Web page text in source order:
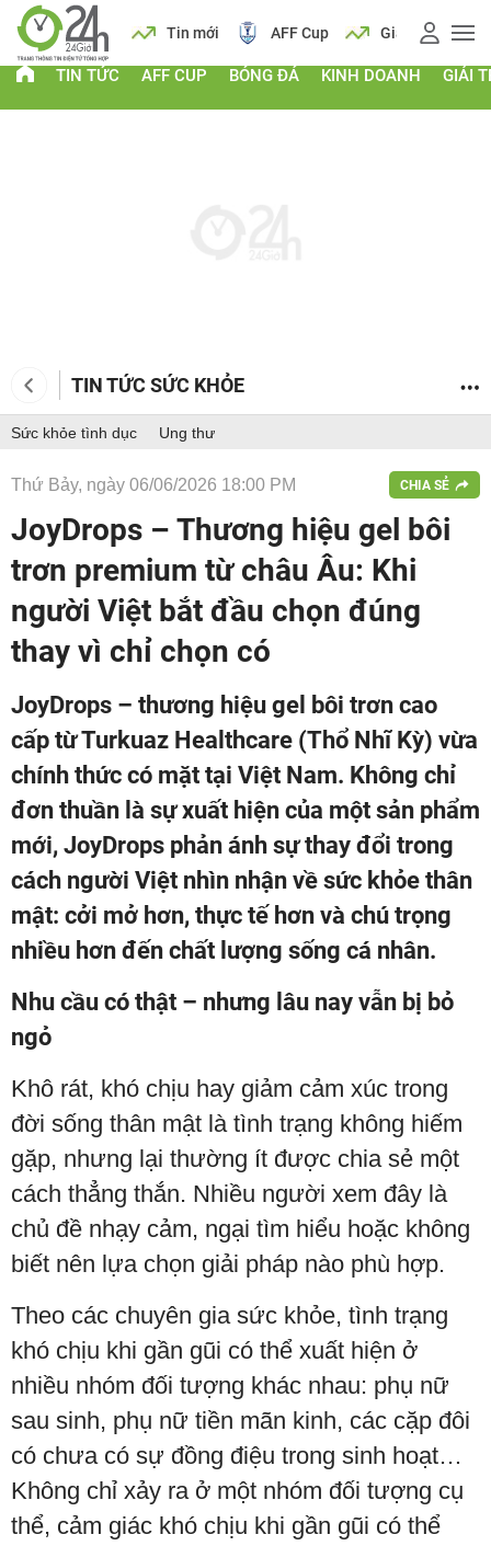
Lịch Tin mới AFF Cup Giá vàng
TIN TỨC AFF CUP BÓNG ĐÁ KINH DOANH GIẢI
TIN TỨC SỨC KHỎE
Sức khỏe tình dục Ung thư
Thứ Bảy, ngày 06/06/2026 18:00 PM CHIA SẺ
JoyDrops – Thương hiệu gel bôi
trơn premium từ châu Âu: Khi
người Việt bắt đầu chọn đúng
thay vì chỉ chọn có
JoyDrops – thương hiệu gel bôi trơn cao
cấp từ Turkuaz Healthcare (Thổ Nhĩ Kỳ) vừa
chính thức có mặt tại Việt Nam. Không chỉ
đơn thuần là sự xuất hiện của một sản phẩm
mới, JoyDrops phản ánh sự thay đổi trong
cách người Việt nhìn nhận về sức khỏe thân
mật: cởi mở hơn, thực tế hơn và chú trọng
nhiều hơn đến chất lượng sống cá nhân.
Nhu cầu có thật – nhưng lâu nay vẫn bị bỏ
ngỏ
Khô rát, khó chịu hay giảm cảm xúc trong
đời sống thân mật là tình trạng không hiếm
gặp, nhưng lại thường ít được chia sẻ một
cách thẳng thắn. Nhiều người xem đây là
chủ đề nhạy cảm, ngại tìm hiểu hoặc không
biết nên lựa chọn giải pháp nào phù hợp.
Theo các chuyên gia sức khỏe, tình trạng
khó chịu khi gần gũi có thể xuất hiện ở
nhiều nhóm đối tượng khác nhau: phụ nữ
sau sinh, phụ nữ tiền mãn kinh, các cặp đôi
có chưa có sự đồng điệu trong sinh hoạt…
Không chỉ xảy ra ở một nhóm đối tượng cụ
thể, cảm giác khó chịu khi gần gũi có thể